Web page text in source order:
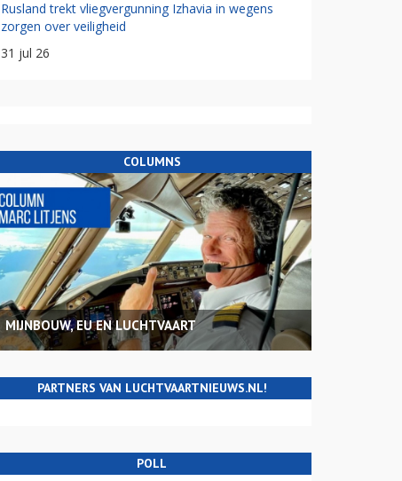
Rusland trekt vliegvergunning Izhavia in wegens
zorgen over veiligheid
31 jul 26
COLUMNS
MIJNBOUW, EU EN LUCHTVAART
PARTNERS VAN LUCHTVAARTNIEUWS.NL!
POLL